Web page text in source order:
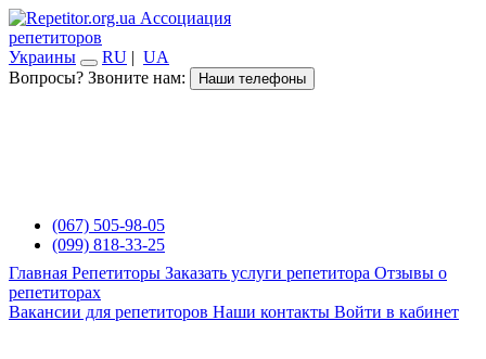
Ассоциация
репетиторов
Украины
RU | UA
Вопросы? Звоните нам:
Наши телефоны
(067) 505-98-05
(099) 818-33-25
Главная Репетиторы Заказать услуги репетитора Отзывы о
репетиторах
Вакансии для репетиторов Наши контакты Войти в кабинет